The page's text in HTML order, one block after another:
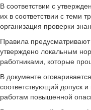
В соответствии с
их в соответствии с теми
организация проверки
Правила
утверждено локальным
работниками, которые
В документе
соответствующий допуск
работам повышенной